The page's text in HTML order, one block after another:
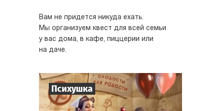
Вам не придется никуда ехать.
Мы организуем квест для всей семьи
у вас дома, в кафе, пиццерии или
на даче.
Психушка